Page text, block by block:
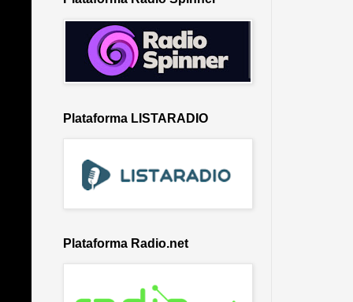
Plataforma LISTARADIO
Plataforma Radio.net